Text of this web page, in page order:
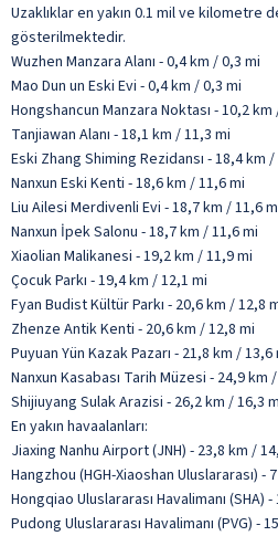
Uzaklıklar en yakın 0.1 mil ve kilometre
gösterilmektedir.
Wuzhen Manzara Alanı - 0,4 km / 0,3 mi
Mao Dun un Eski Evi - 0,4 km / 0,3 mi
Hongshancun Manzara Noktası - 10,2 km
Tanjiawan Alanı - 18,1 km / 11,3 mi
Eski Zhang Shiming Rezidansı - 18,4 km
Nanxun Eski Kenti - 18,6 km / 11,6 mi
Liu Ailesi Merdivenli Evi - 18,7 km / 11,6
Nanxun İpek Salonu - 18,7 km / 11,6 mi
Xiaolian Malikanesi - 19,2 km / 11,9 mi
Çocuk Parkı - 19,4 km / 12,1 mi
Fyan Budist Kültür Parkı - 20,6 km / 12,8
Zhenze Antik Kenti - 20,6 km / 12,8 mi
Puyuan Yün Kazak Pazarı - 21,8 km / 13,6
Nanxun Kasabası Tarih Müzesi - 24,9 km
Shijiuyang Sulak Arazisi - 26,2 km / 16,3
En yakın havaalanları:
Jiaxing Nanhu Airport (JNH) - 23,8 km /
Hangzhou (HGH-Xiaoshan Uluslararası) -
Hongqiao Uluslararası Havalimanı (SHA)
Pudong Uluslararası Havalimanı (PVG) -